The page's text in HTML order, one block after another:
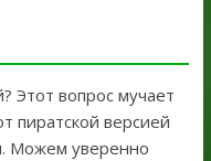
Этот вопрос мучает
пиратской версией
Можем уверенно